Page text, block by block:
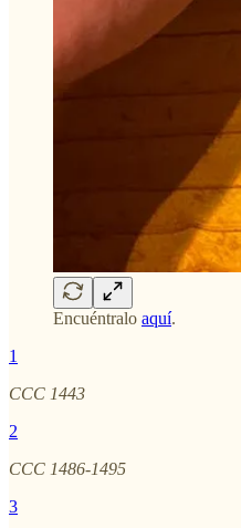
Encuéntralo aquí.
1
CCC 1443
2
CCC 1486-1495
3